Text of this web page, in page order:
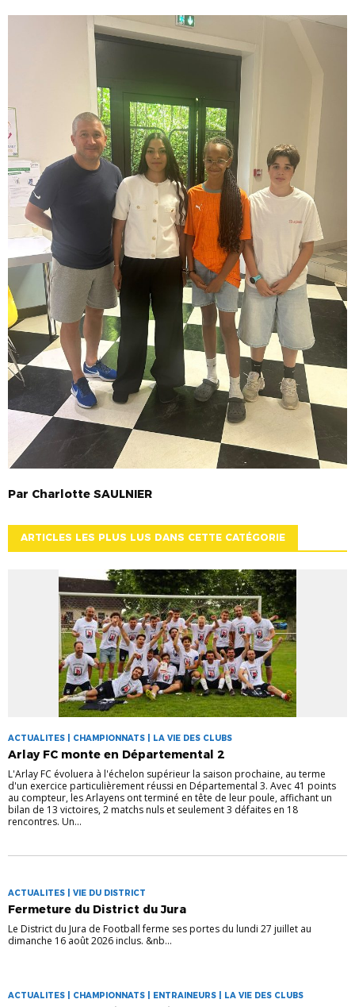
Par Charlotte SAULNIER
ARTICLES LES PLUS LUS DANS CETTE CATÉGORIE
ACTUALITES | CHAMPIONNATS | LA VIE DES CLUBS
Arlay FC monte en Départemental 2
L'Arlay FC évoluera à l'échelon supérieur la saison prochaine, au terme
d'un exercice particulièrement réussi en Départemental 3. Avec 41 points
au compteur, les Arlayens ont terminé en tête de leur poule, affichant un
bilan de 13 victoires, 2 matchs nuls et seulement 3 défaites en 18
rencontres. Un...
ACTUALITES | VIE DU DISTRICT
Fermeture du District du Jura
Le District du Jura de Football ferme ses portes du lundi 27 juillet au
dimanche 16 août 2026 inclus. &nb...
ACTUALITES | CHAMPIONNATS | ENTRAINEURS | LA VIE DES CLUBS